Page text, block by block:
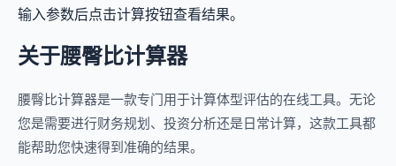
输入参数后点击计算按钮查看结果。
关于腰臀比计算器
腰臀比计算器是一款专门用于计算体型评估的在线工具。无论
您是需要进行财务规划、投资分析还是日常计算，这款工具都
能帮助您快速得到准确的结果。